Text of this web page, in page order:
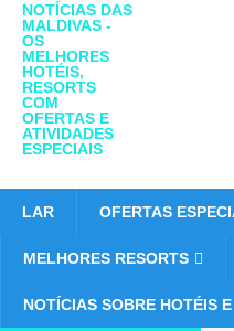
NOTÍCIAS DAS
MALDIVAS -
OS
MELHORES
HOTÉIS,
RESORTS
COM
OFERTAS E
ATIVIDADES
ESPECIAIS
LAR OFERTAS
MELHORES RESORTS
NOTÍCIAS SOBRE HOTÉIS